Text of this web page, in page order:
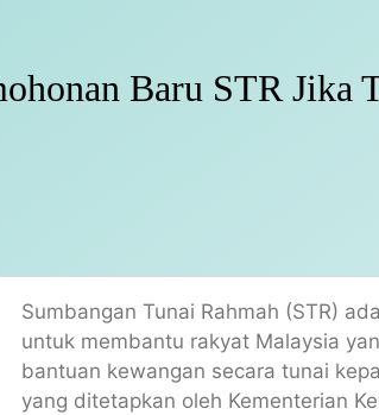
Baru STR Jika
Sumbangan Tunai Rahmah (STR)
untuk membantu rakyat Malaysia
bantuan kewangan secara tunai
yang ditetapkan oleh Kementerian